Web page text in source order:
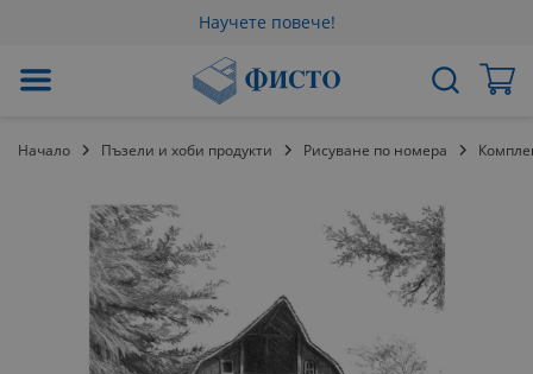
Научете повече!
към
Търсене
Начало Пъзели и хоби продукти Рисуване по номера
галерията
изображенията